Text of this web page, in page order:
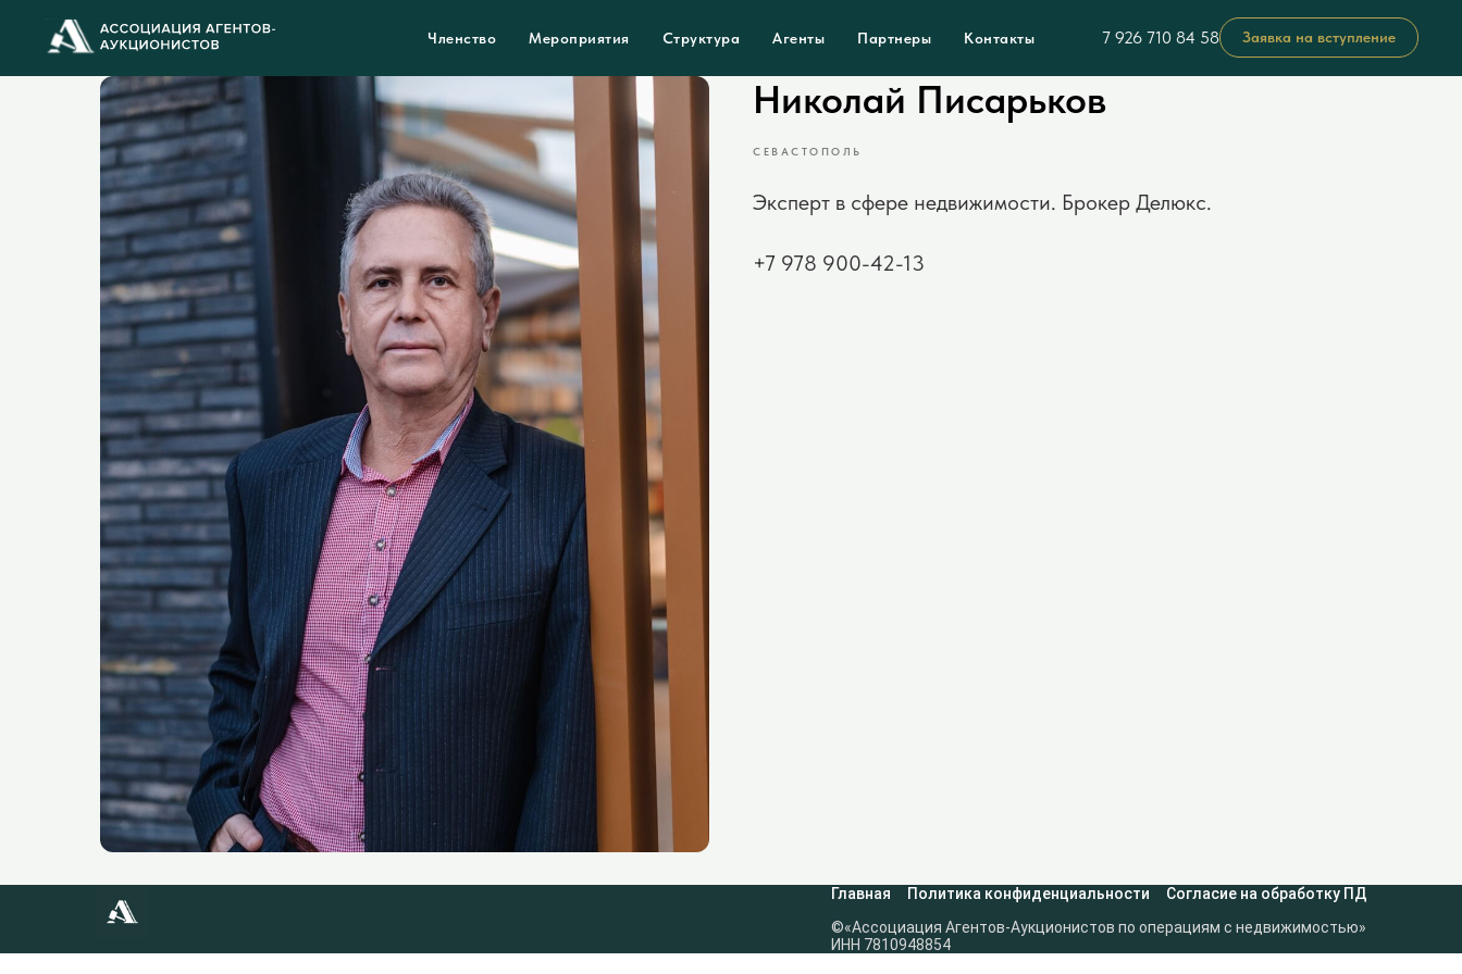
Членство Мероприятия Структура Агенты Партнеры Контакты 7 926 710 84 58 Заявка на вступление
Николай Писарьков
СЕВАСТОПОЛЬ
Эксперт в сфере недвижимости. Брокер Делюкс.
+7 978 900-42-13
Главная Политика конфиденциальности
Согласие на обработку ПД
©«Ассоциация Агентов-Аукционистов по операциям с недвижимостью»
ИНН 7810948854